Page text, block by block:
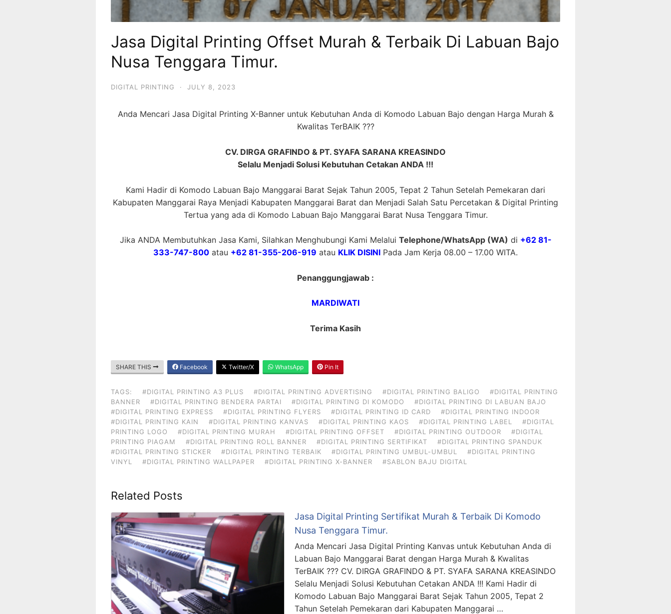
Jasa Digital Printing Offset Murah & Terbaik Di Labuan Bajo
Nusa Tenggara Timur.
DIGITAL PRINTING · JULY 8, 2023
Anda Mencari Jasa Digital Printing X-Banner untuk Kebutuhan Anda di Komodo Labuan Bajo dengan Harga Murah &
Kwalitas TerBAIK ???
CV. DIRGA GRAFINDO & PT. SYAFA SARANA KREASINDO
Selalu Menjadi Solusi Kebutuhan Cetakan ANDA !!!
Kami Hadir di Komodo Labuan Bajo Manggarai Barat Sejak Tahun 2005, Tepat 2 Tahun Setelah Pemekaran dari
Kabupaten Manggarai Raya Menjadi Kabupaten Manggarai Barat dan Menjadi Salah Satu Percetakan & Digital Printing
Tertua yang ada di Komodo Labuan Bajo Manggarai Barat Nusa Tenggara Timur.
Jika ANDA Membutuhkan Jasa Kami, Silahkan Menghubungi Kami Melalui Telephone/WhatsApp (WA) di +62 81-
333-747-800 atau +62 81-355-206-919 atau KLIK DISINI Pada Jam Kerja 08.00 – 17.00 WITA.
Penanggungjawab :
MARDIWATI
Terima Kasih
SHARE THIS Facebook Twitter/X WhatsApp Pin It
TAGS: #DIGITAL PRINTING A3 PLUS #DIGITAL PRINTING ADVERTISING #DIGITAL PRINTING BALIGO
#DIGITAL PRINTING
BANNER
#DIGITAL PRINTING BENDERA PARTAI #DIGITAL PRINTING DI KOMODO
#DIGITAL PRINTING DI LABUAN BAJO
#DIGITAL PRINTING EXPRESS
#DIGITAL PRINTING FLYERS #DIGITAL PRINTING ID CARD
#DIGITAL PRINTING INDOOR
#DIGITAL PRINTING KAIN
#DIGITAL PRINTING KANVAS #DIGITAL PRINTING KAOS #DIGITAL PRINTING LABEL
#DIGITAL
PRINTING LOGO
#DIGITAL PRINTING MURAH #DIGITAL PRINTING OFFSET #DIGITAL PRINTING OUTDOOR
#DIGITAL
PRINTING PIAGAM
#DIGITAL PRINTING ROLL BANNER #DIGITAL PRINTING SERTIFIKAT
#DIGITAL PRINTING SPANDUK
#DIGITAL PRINTING STICKER
#DIGITAL PRINTING TERBAIK #DIGITAL PRINTING UMBUL-UMBUL
#DIGITAL PRINTING
VINYL
#DIGITAL PRINTING WALLPAPER #DIGITAL PRINTING X-BANNER #SABLON BAJU DIGITAL
Related Posts
Jasa Digital Printing Sertifikat Murah & Terbaik Di Komodo
Nusa Tenggara Timur.
Anda Mencari Jasa Digital Printing Kanvas untuk Kebutuhan Anda di
Labuan Bajo Manggarai Barat dengan Harga Murah & Kwalitas
TerBAIK ??? CV. DIRGA GRAFINDO & PT. SYAFA SARANA KREASINDO
Selalu Menjadi Solusi Kebutuhan Cetakan ANDA !!! Kami Hadir di
Komodo Labuan Bajo Manggarai Barat Sejak Tahun 2005, Tepat 2
Tahun Setelah Pemekaran dari Kabupaten Manggarai …